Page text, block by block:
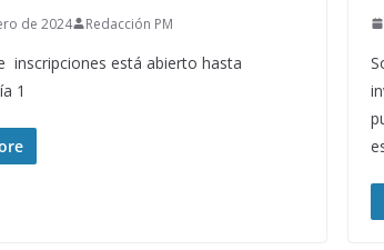
de 2024 Redacción PM
inscripciones está abierto hasta
1